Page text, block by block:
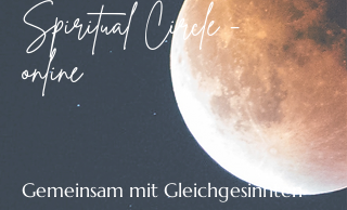
Spiritual Circle -
online
Gemeinsam mit Gleichgesinnten